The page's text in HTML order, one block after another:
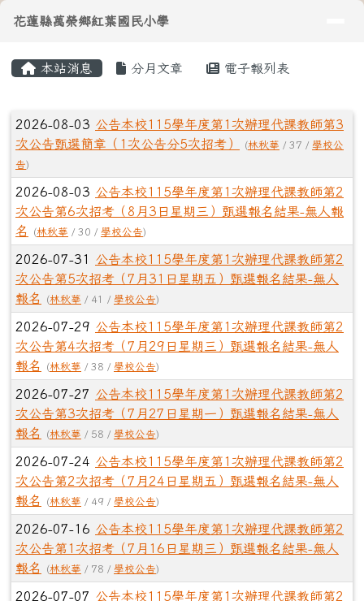
花蓮縣萬榮鄉紅葉國民小學
導覽列
花蓮縣萬榮鄉紅葉國民小學
本站消息 分月文章 電子報列表
文章列表
2026-08-03 公告本校115學年度第1次辦理代課教師第3
次公告甄選簡章（1次公告分5次招考）
(林秋華 / 37 / 學校公
告)
2026-08-03 公告本校115學年度第1次辦理代課教師第2
次公告第6次招考（8月3日星期三）甄選報名結果-無人報
名
(林秋華 / 30 / 學校公告)
2026-07-31 公告本校115學年度第1次辦理代課教師第2
次公告第5次招考（7月31日星期五）甄選報名結果-無人
報名
(林秋華 / 41 / 學校公告)
2026-07-29 公告本校115學年度第1次辦理代課教師第2
次公告第4次招考（7月29日星期三）甄選報名結果-無人
報名
(林秋華 / 38 / 學校公告)
2026-07-27 公告本校115學年度第1次辦理代課教師第2
次公告第3次招考（7月27日星期一）甄選報名結果-無人
報名
(林秋華 / 58 / 學校公告)
2026-07-24 公告本校115學年度第1次辦理代課教師第2
次公告第2次招考（7月24日星期五）甄選報名結果-無人
報名
(林秋華 / 49 / 學校公告)
2026-07-16 公告本校115學年度第1次辦理代課教師第2
次公告第1次招考（7月16日星期三）甄選報名結果-無人
報名
(林秋華 / 78 / 學校公告)
2026-07-07 公告本校115學年度第1次辦理代課教師第2